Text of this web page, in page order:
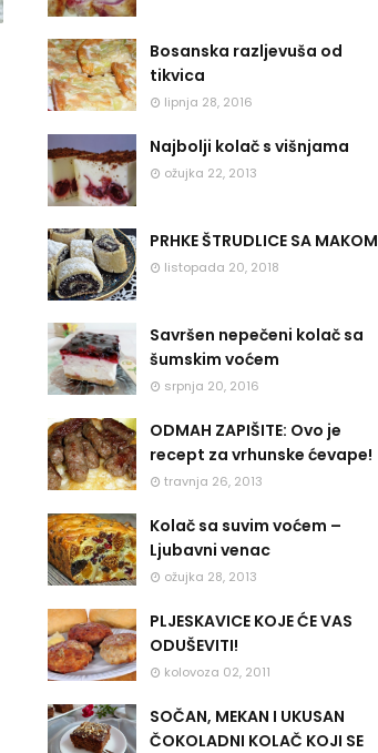
Bosanska razljevuša od
tikvica
lipnja 28, 2016
Najbolji kolač s višnjama
ožujka 22, 2013
PRHKE ŠTRUDLICE SA MAKOM
listopada 20, 2018
Savršen nepečeni kolač sa
šumskim voćem
srpnja 20, 2016
ODMAH ZAPIŠITE: Ovo je
recept za vrhunske ćevape!
travnja 26, 2013
Kolač sa suvim voćem –
Ljubavni venac
ožujka 28, 2013
PLJESKAVICE KOJE ĆE VAS
ODUŠEVITI!
kolovoza 02, 2011
SOČAN, MEKAN I UKUSAN
ČOKOLADNI KOLAČ KOJI SE